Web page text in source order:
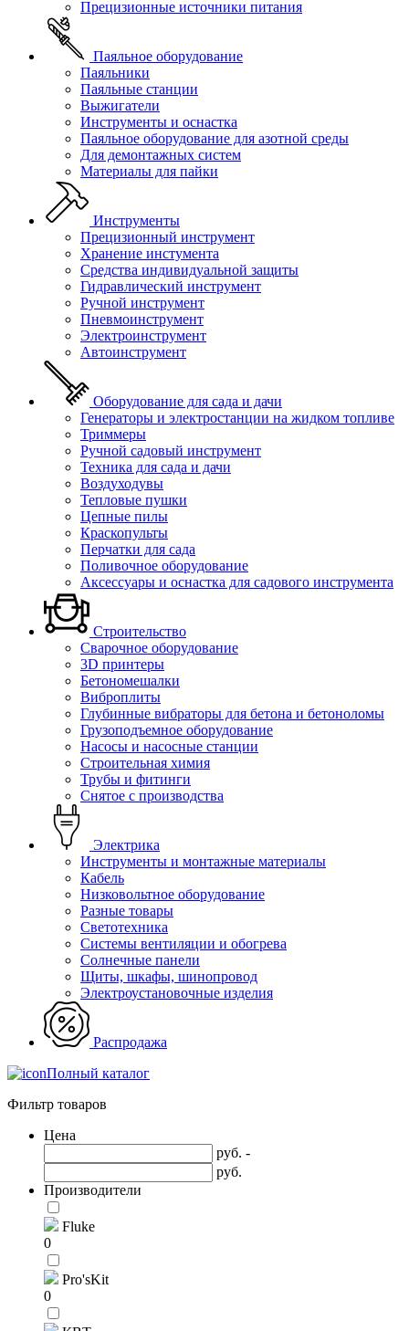
Прецизионные источники питания
Паяльное оборудование
Паяльники
Паяльные станции
Выжигатели
Инструменты и оснастка
Паяльное оборудование для азотной среды
Для демонтажных систем
Материалы для пайки
Инструменты
Прецизионный инструмент
Хранение инстумента
Средства индивидуальной защиты
Гидравлический инструмент
Ручной инструмент
Пневмоинструмент
Электроинструмент
Автоинструмент
Оборудование для сада и дачи
Генераторы и электростанции на жидком топливе
Триммеры
Ручной садовый инструмент
Техника для сада и дачи
Воздуходувы
Тепловые пушки
Цепные пилы
Краскопульты
Перчатки для сада
Поливочное оборудование
Аксессуары и оснастка для садового инструмента
Строительство
Сварочное оборудование
3D принтеры
Бетономешалки
Виброплиты
Глубинные вибраторы для бетона и бетоноломы
Грузоподъемное оборудование
Насосы и насосные станции
Строительная химия
Трубы и фитинги
Снятое с производства
Электрика
Инструменты и монтажные материалы
Кабель
Низковольтное оборудование
Разные товары
Светотехника
Системы вентиляции и обогрева
Солнечные панели
Щиты, шкафы, шинопровод
Электроустановочные изделия
Распродажа
Полный каталог
Фильтр товаров
Цена
руб. -
руб.
Производители
Fluke
0
Pro'sKit
0